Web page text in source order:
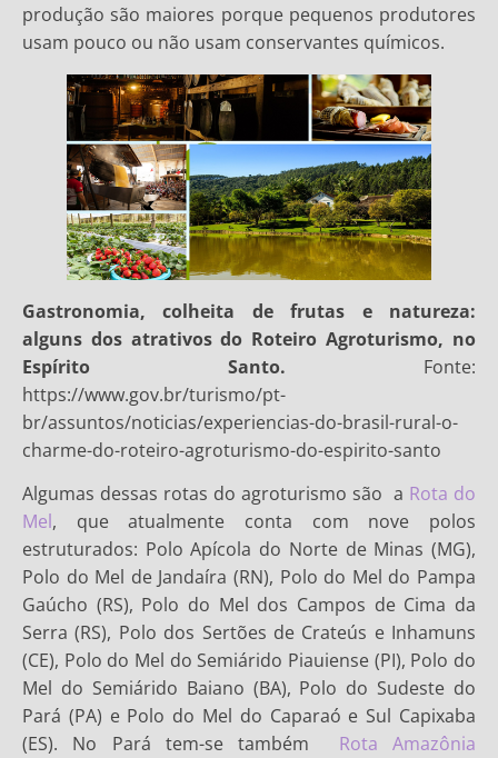
produção são maiores porque pequenos produtores
usam pouco ou não usam conservantes químicos.
Gastronomia, colheita de frutas e natureza:
alguns dos atrativos do Roteiro Agroturismo, no
Espírito Santo. Fonte:
https://www.gov.br/turismo/pt-
br/assuntos/noticias/experiencias-do-brasil-rural-o-
charme-do-roteiro-agroturismo-do-espirito-santo
Algumas dessas rotas do agroturismo são a Rota do
Mel, que atualmente conta com nove polos
estruturados: Polo Apícola do Norte de Minas (MG),
Polo do Mel de Jandaíra (RN), Polo do Mel do Pampa
Gaúcho (RS), Polo do Mel dos Campos de Cima da
Serra (RS), Polo dos Sertões de Crateús e Inhamuns
(CE), Polo do Mel do Semiárido Piauiense (PI), Polo do
Mel do Semiárido Baiano (BA), Polo do Sudeste do
Pará (PA) e Polo do Mel do Caparaó e Sul Capixaba
(ES). No Pará tem-se também Rota Amazônia